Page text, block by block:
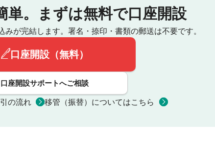
。 まずは無料で口座開設
が完結します。 署名・捺印・書類の郵送は不要です。
口座開設（無料）
口座開設サポートへご相談
の流れ 移管（振替）についてはこちら